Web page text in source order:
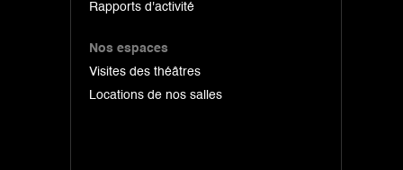
Rapports d'activité
Nos espaces
Visites des théâtres
Locations de nos salles